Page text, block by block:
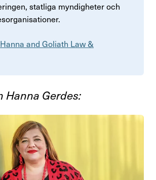
statliga myndigheter och
Hanna and Goliath Law &
Hanna Gerdes: